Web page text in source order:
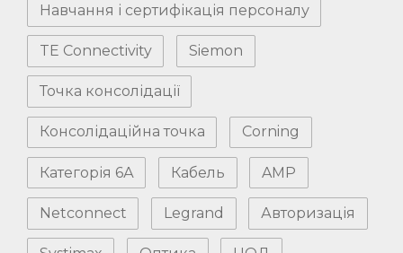
Навчання і сертифікація персоналу
TE Connectivity Siemon
Точка консолідації
Консолідаційна точка Corning
Категорія 6А Кабель AMP
Netconnect Legrand Авторизація